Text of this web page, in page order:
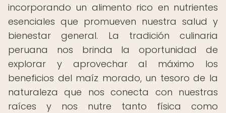
incorporando un alimento rico en nutrientes
esenciales que promueven nuestra salud y
bienestar general. La tradición culinaria
peruana nos brinda la oportunidad de
explorar y aprovechar al máximo los
beneficios del maíz morado, un tesoro de la
naturaleza que nos conecta con nuestras
raíces y nos nutre tanto física como